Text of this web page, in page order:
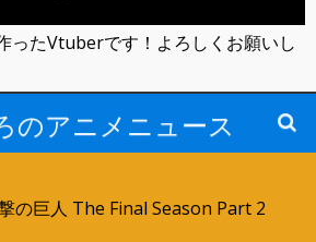
のアニメニュース
の巨人 The Final Season Part 2
ったVtuberです！よろしくお願いし